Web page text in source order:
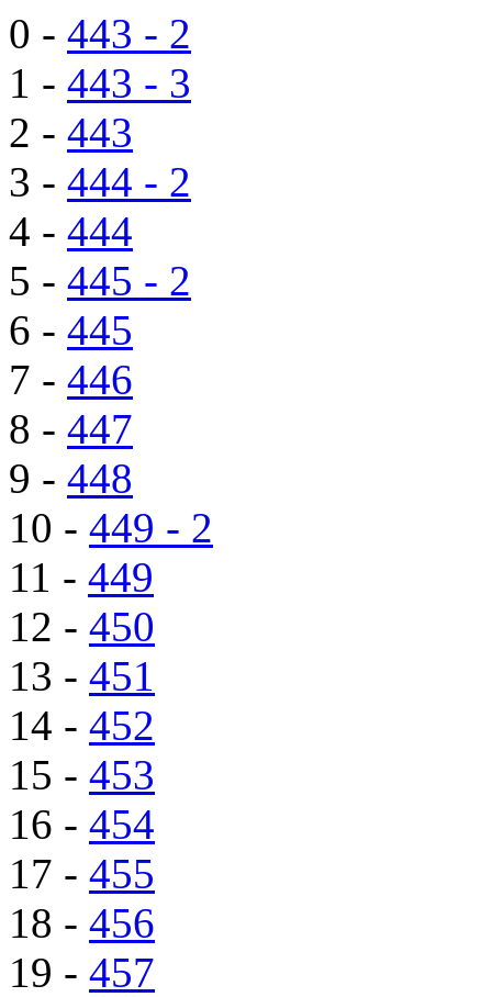
0 - 443 - 2
1 - 443 - 3
2 - 443
3 - 444 - 2
4 - 444
5 - 445 - 2
6 - 445
7 - 446
8 - 447
9 - 448
10 - 449 - 2
11 - 449
12 - 450
13 - 451
14 - 452
15 - 453
16 - 454
17 - 455
18 - 456
19 - 457